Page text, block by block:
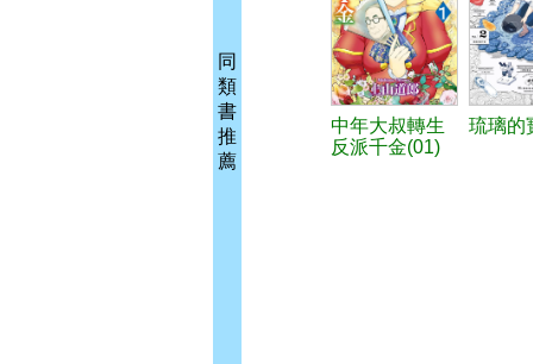
同
類
書
推
薦
中年大叔轉生
反派千金(01)
琉璃的